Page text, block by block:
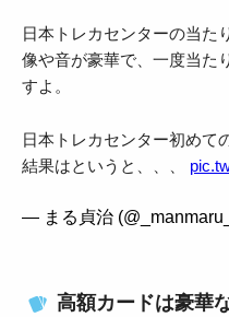
日本トレカセンターの当た
像や音が豪華で、一度当た
すよ。
日本トレカセンター初めて
結果はというと、、、
— まる貞治
高額カードは豪華